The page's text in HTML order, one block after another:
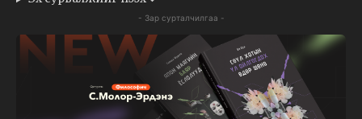
- Зар сурталчилгаа -